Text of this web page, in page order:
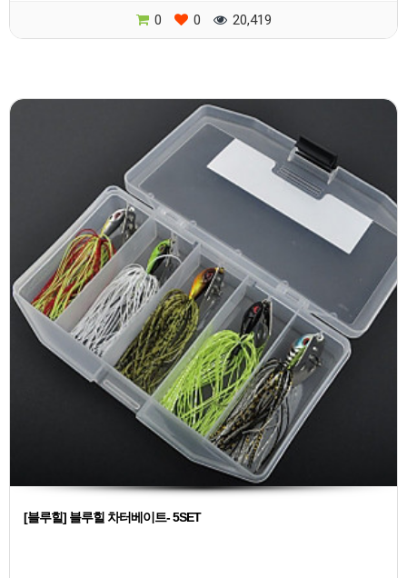
0 0 20,419
[블루힐] 블루힐 차터베이트- 5SET